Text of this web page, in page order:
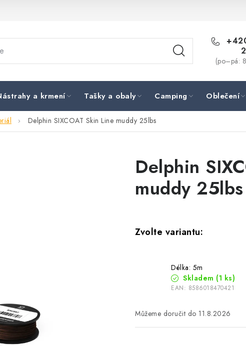
(po–pá:
a krmení Tašky a obaly Camping Oblečení
Delphin SIXCOAT Skin Line muddy 25lbs
Delphin
muddy 25lbs
Délka: 5m
Skladem (1 ks)
EAN: 8586018470421
11.8.2026